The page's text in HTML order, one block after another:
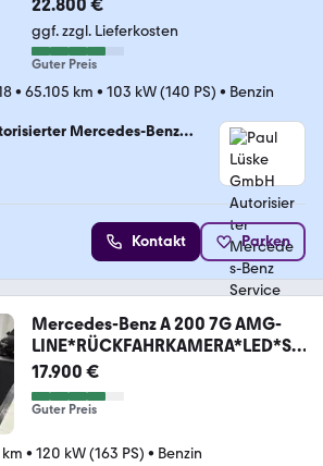
22.800 €
ggf. zzgl. Lieferkosten
Guter Preis
• 65.105 km • 103 kW (140 PS) • Benzin
Mercedes-Benz
Verkauf
Kontakt Parken
Mercedes-Benz A 200 7G AMG-
LINE*RÜCKFAHRKAMERA*LED*SP
URH*MBUX*
17.900 €
Guter Preis
• 120 kW (163 PS) • Benzin